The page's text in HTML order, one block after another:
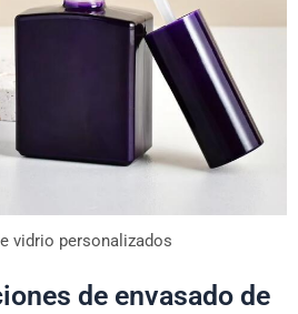
vidrio personalizados
de envasado de